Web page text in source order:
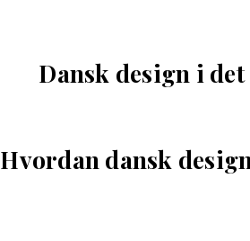
Dansk design i
Hvordan dansk